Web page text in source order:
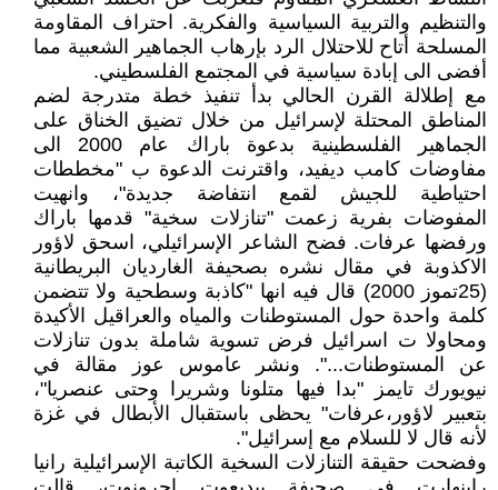
والتنظيم والتربية السياسية والفكرية. احتراف المقاومة
المسلحة أتاح للاحتلال الرد بإرهاب الجماهير الشعبية مما
أفضى الى إبادة سياسية في المجتمع الفلسطيني.
مع إطلالة القرن الحالي بدأ تنفيذ خطة متدرجة لضم
المناطق المحتلة لإسرائيل من خلال تضيق الخناق على
الجماهير الفلسطينية بدعوة باراك عام 2000 الى
مفاوضات كامب ديفيد، واقترنت الدعوة ب "مخططات
احتياطية للجيش لقمع انتفاضة جديدة"، وانهيت
المفوضات بفرية زعمت "تنازلات سخية" قدمها باراك
ورفضها عرفات. فضح الشاعر الإسرائيلي، اسحق لاؤور
الاكذوبة في مقال نشره بصحيفة الغارديان البريطانية
(25تموز 2000) قال فيه انها "كاذبة وسطحية ولا تتضمن
كلمة واحدة حول المستوطنات والمياه والعراقيل الأكيدة
ومحاولا ت اسرائيل فرض تسوية شاملة بدون تنازلات
عن المستوطنات...". ونشر عاموس عوز مقالة في
نيويورك تايمز "بدا فيها متلونا وشريرا وحتى عنصريا"،
بتعبير لاؤور،عرفات" يحظى باستقبال الأبطال في غزة
لأنه قال لا للسلام مع إسرائيل".
وفضحت حقيقة التنازلات السخية الكاتبة الإسرائيلية رانيا